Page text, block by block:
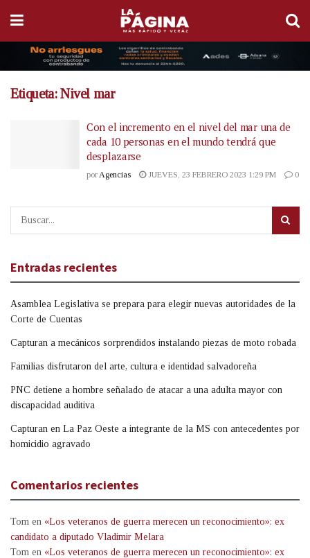
Etiqueta:Nivel mar
Con el incremento en el nivel del mar una de
cada 10 personas en el mundo tendrá que
desplazarse
por Agencias JUEVES, 23 FEBRERO 2023 1:29 PM 0
Entradas recientes
Asamblea Legislativa se prepara para elegir nuevas autoridades de la
Corte de Cuentas
Capturan a mecánicos sorprendidos instalando piezas de moto robada
Familias disfrutaron del arte, cultura e identidad salvadoreña
PNC detiene a hombre señalado de atacar a una adulta mayor con
discapacidad auditiva
Capturan en La Paz Oeste a integrante de la MS con antecedentes por
homicidio agravado
Comentarios recientes
Tom en «Los veteranos de guerra merecen un reconocimiento»: ex
candidato a diputado Vladimir Melara
Tom en «Los veteranos de guerra merecen un reconocimiento»: ex